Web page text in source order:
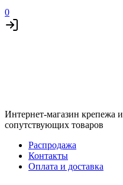
0
Интернет-магазин крепежа и
сопутствующих товаров
Распродажа
Контакты
Оплата и доставка